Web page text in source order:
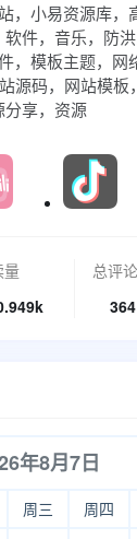
，小易资源库，
件，音乐，防
，模板主题，网
源码，网站模板
分享，资源
量
总评
364
年8月7日
周三 周四